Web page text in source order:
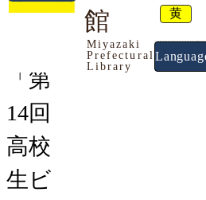
館
Miyazaki
Prefectural
Library
黄
トップページ> お知らせ>
スプラン・グランプリ」ビジ
「第
14回
高校
生ビ